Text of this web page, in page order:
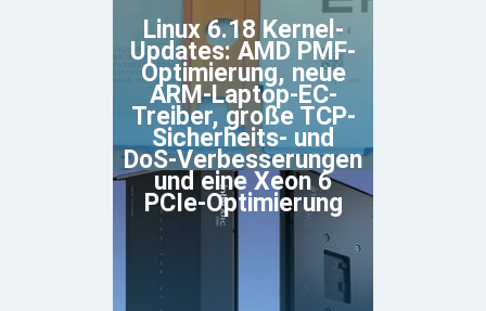
Linux 6.18 Kernel-
Updates: AMD PMF-
Optimierung, neue
ARM-Laptop-EC-
Treiber, große TCP-
Sicherheits- und
DoS-Verbesserungen
und eine Xeon 6
PCIe-Optimierung